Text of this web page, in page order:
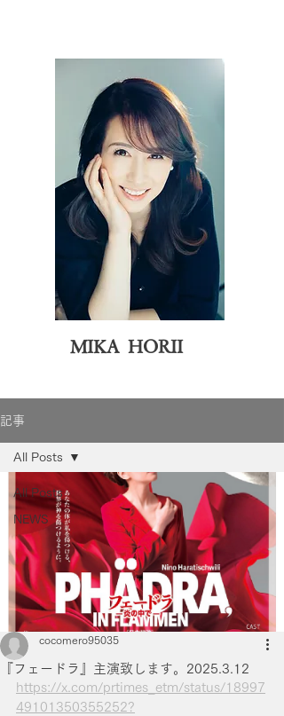
MIKA HORII
記事
All Posts
NEWS
All Posts
『フェードラ』主演致します。2025.3.12
cocomero95035
https://x.com/prtimes_etm/status/18997
49101350355252?